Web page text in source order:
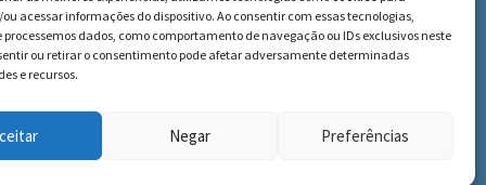
acessar informações do dispositivo. Ao consentir com essas tecnologias,
dados, como comportamento de navegação ou IDs exclusivos neste
ou retirar o consentimento pode afetar adversamente determinadas
e recursos.
Negar Preferências